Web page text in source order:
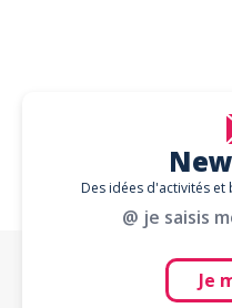
Des idées d'activités et
@ je saisis
Je